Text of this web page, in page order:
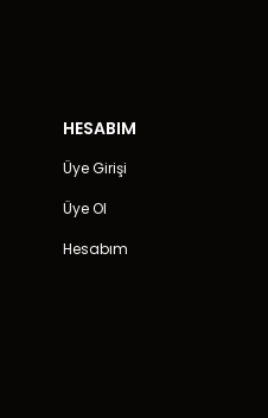
HESABIM
Üye Girişi
Üye Ol
Hesabım